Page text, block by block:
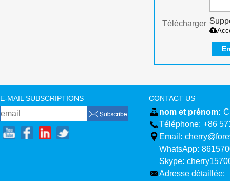
Télécharger
E-MAIL SUBSCRIPTIONS CONTACT US
nom et prénom:
Téléphone: +86
Email:
WhatsApp:
Skype:
Adresse détaillée: